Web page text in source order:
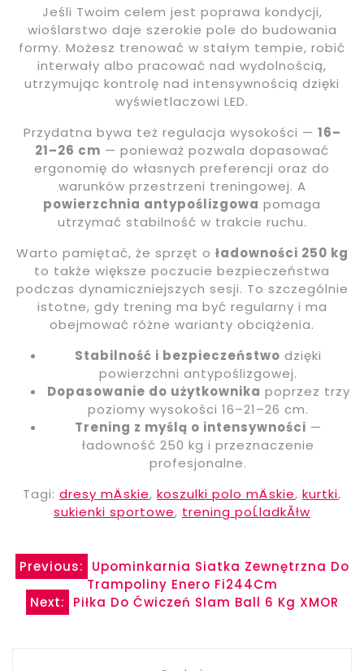
Jeśli Twoim celem jest poprawa kondycji,
wioślarstwo daje szerokie pole do budowania
formy. Możesz trenować w stałym tempie, robić
interwały albo pracować nad wydolnością,
utrzymując kontrolę nad intensywnością dzięki
wyświetlaczowi LED.
Przydatna bywa też regulacja wysokości — 16–
21–26 cm — ponieważ pozwala dopasować
ergonomię do własnych preferencji oraz do
warunków przestrzeni treningowej. A
powierzchnia antypoślizgowa pomaga
utrzymać stabilność w trakcie ruchu.
Warto pamiętać, że sprzęt o ładowności 250 kg
to także większe poczucie bezpieczeństwa
podczas dynamiczniejszych sesji. To szczególnie
istotne, gdy trening ma być regularny i ma
obejmować różne warianty obciążenia.
Stabilność i bezpieczeństwo dzięki
powierzchni antypoślizgowej.
Dopasowanie do użytkownika poprzez trzy
poziomy wysokości 16–21–26 cm.
Trening z myślą o intensywności —
ładowność 250 kg i przeznaczenie
profesjonalne.
Tagi: dresy mÄskie, koszulki polo mÄskie, kurtki,
sukienki sportowe, trening poĹladkĂłw
Nawigacja
wpisu
Previous:
Upominkarnia Siatka Zewnętrzna Do
Trampoliny Enero Fi244Cm
Next:
Piłka Do Ćwiczeń Slam Ball 6 Kg XMOR